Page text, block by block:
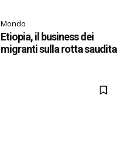
Mondo
Etiopia, il business dei
migranti sulla rotta saudita